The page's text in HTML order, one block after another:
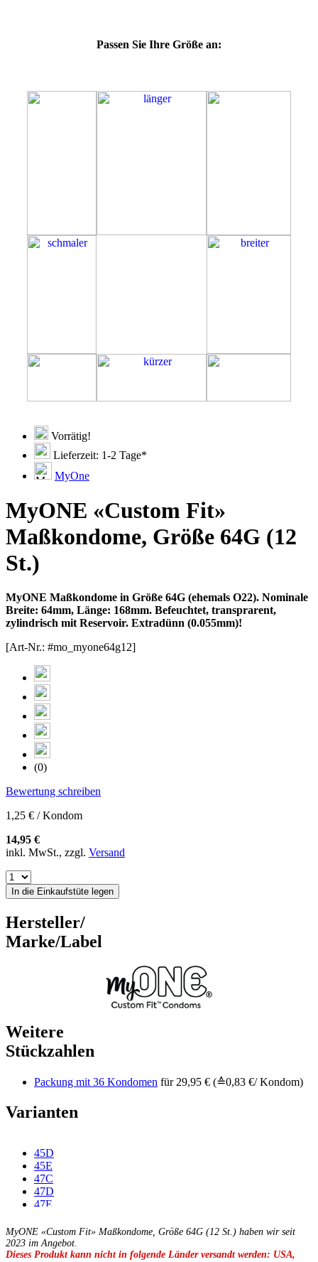
Passen Sie Ihre Größe an:
Vorrätig!
Lieferzeit: 1-2 Tage*
MyOne
MyONE «Custom Fit»
Maßkondome, Größe 64G (12
St.)
MyONE Maßkondome in Größe 64G (ehemals O22). Nominale
Breite: 64mm, Länge: 168mm. Befeuchtet, transprarent,
zylindrisch mit Reservoir. Extradünn (0.055mm)!
[Art-Nr.: #mo_myone64g12]
(0)
Bewertung schreiben
1,25 € / Kondom
14,95 €
inkl. MwSt., zzgl. Versand
In die Einkaufstüte legen
Hersteller/
Marke/Label
Weitere
Stückzahlen
Packung mit 36 Kondomen für 29,95 € (≙0,83 €/ Kondom)
Varianten
45D
45E
47C
47D
47E
49C
49D
49E
MyONE «Custom Fit» Maßkondome, Größe 64G (12 St.) haben wir seit
2023 im Angebot.
Dieses Produkt kann nicht in folgende Länder versandt werden: USA,